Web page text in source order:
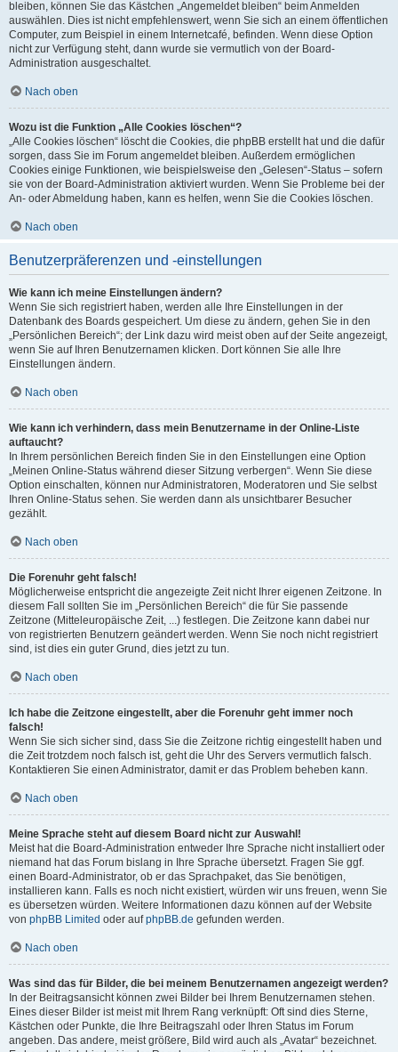
bleiben, können Sie das Kästchen „Angemeldet bleiben“ beim Anmelden
auswählen. Dies ist nicht empfehlenswert, wenn Sie sich an einem öffentlichen
Computer, zum Beispiel in einem Internetcafé, befinden. Wenn diese Option
nicht zur Verfügung steht, dann wurde sie vermutlich von der Board-
Administration ausgeschaltet.
Nach oben
Wozu ist die Funktion „Alle Cookies löschen“?
„Alle Cookies löschen“ löscht die Cookies, die phpBB erstellt hat und die dafür
sorgen, dass Sie im Forum angemeldet bleiben. Außerdem ermöglichen
Cookies einige Funktionen, wie beispielsweise den „Gelesen“-Status – sofern
sie von der Board-Administration aktiviert wurden. Wenn Sie Probleme bei der
An- oder Abmeldung haben, kann es helfen, wenn Sie die Cookies löschen.
Nach oben
Benutzerpräferenzen und -einstellungen
Wie kann ich meine Einstellungen ändern?
Wenn Sie sich registriert haben, werden alle Ihre Einstellungen in der
Datenbank des Boards gespeichert. Um diese zu ändern, gehen Sie in den
„Persönlichen Bereich“; der Link dazu wird meist oben auf der Seite angezeigt,
wenn Sie auf Ihren Benutzernamen klicken. Dort können Sie alle Ihre
Einstellungen ändern.
Nach oben
Wie kann ich verhindern, dass mein Benutzername in der Online-Liste
auftaucht?
In Ihrem persönlichen Bereich finden Sie in den Einstellungen eine Option
„Meinen Online-Status während dieser Sitzung verbergen“. Wenn Sie diese
Option einschalten, können nur Administratoren, Moderatoren und Sie selbst
Ihren Online-Status sehen. Sie werden dann als unsichtbarer Besucher
gezählt.
Nach oben
Die Forenuhr geht falsch!
Möglicherweise entspricht die angezeigte Zeit nicht Ihrer eigenen Zeitzone. In
diesem Fall sollten Sie im „Persönlichen Bereich“ die für Sie passende
Zeitzone (Mitteleuropäische Zeit, ...) festlegen. Die Zeitzone kann dabei nur
von registrierten Benutzern geändert werden. Wenn Sie noch nicht registriert
sind, ist dies ein guter Grund, dies jetzt zu tun.
Nach oben
Ich habe die Zeitzone eingestellt, aber die Forenuhr geht immer noch
falsch!
Wenn Sie sich sicher sind, dass Sie die Zeitzone richtig eingestellt haben und
die Zeit trotzdem noch falsch ist, geht die Uhr des Servers vermutlich falsch.
Kontaktieren Sie einen Administrator, damit er das Problem beheben kann.
Nach oben
Meine Sprache steht auf diesem Board nicht zur Auswahl!
Meist hat die Board-Administration entweder Ihre Sprache nicht installiert oder
niemand hat das Forum bislang in Ihre Sprache übersetzt. Fragen Sie ggf.
einen Board-Administrator, ob er das Sprachpaket, das Sie benötigen,
installieren kann. Falls es noch nicht existiert, würden wir uns freuen, wenn Sie
es übersetzen würden. Weitere Informationen dazu können auf der Website
von phpBB Limited oder aufphpBB.de gefunden werden.
Nach oben
Was sind das für Bilder, die bei meinem Benutzernamen angezeigt werden?
In der Beitragsansicht können zwei Bilder bei Ihrem Benutzernamen stehen.
Eines dieser Bilder ist meist mit Ihrem Rang verknüpft: Oft sind dies Sterne,
Kästchen oder Punkte, die Ihre Beitragszahl oder Ihren Status im Forum
angeben. Das andere, meist größere, Bild wird auch als „Avatar“ bezeichnet.